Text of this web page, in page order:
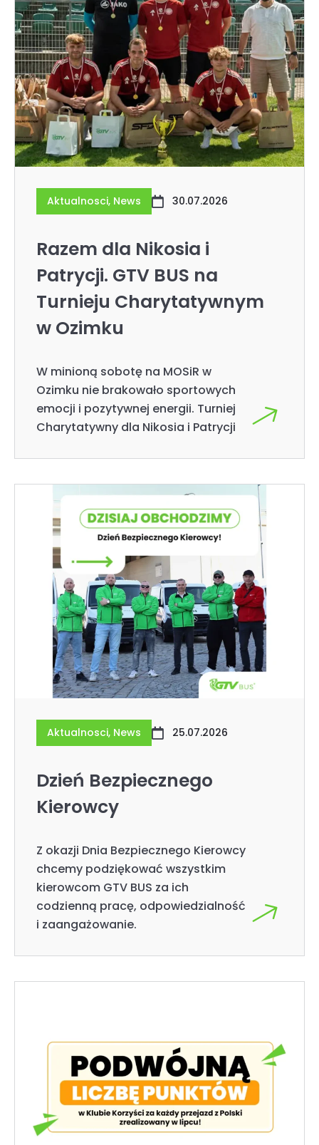
Aktualnosci, News 30.07.2026
Razem dla Nikosia i
Patrycji. GTV BUS na
Turnieju Charytatywnym
w Ozimku
W minioną sobotę na MOSiR w
Ozimku nie brakowało sportowych
emocji i pozytywnej energii. Turniej
Charytatywny dla Nikosia i Patrycji
Aktualnosci, News 25.07.2026
Dzień Bezpiecznego
Kierowcy
Z okazji Dnia Bezpiecznego Kierowcy
chcemy podziękować wszystkim
kierowcom GTV BUS za ich
codzienną pracę, odpowiedzialność
i zaangażowanie.